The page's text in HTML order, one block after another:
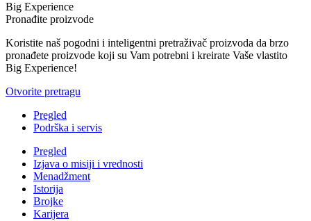
Big Experience
Pronađite proizvode
Koristite naš pogodni i inteligentni pretraživač proizvoda da brzo
pronađete proizvode koji su Vam potrebni i kreirate Vaše vlastito
Big Experience!
Otvorite pretragu
Pregled
Podrška i servis
Pregled
Izjava o misiji i vrednosti
Menadžment
Istorija
Brojke
Karijera